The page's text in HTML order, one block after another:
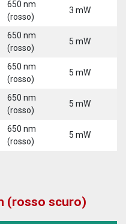
650 nm
(rosso)
3 mW
650 nm
(rosso)
5 mW
650 nm
(rosso)
5 mW
650 nm
(rosso)
5 mW
650 nm
(rosso)
5 mW
(rosso scuro)